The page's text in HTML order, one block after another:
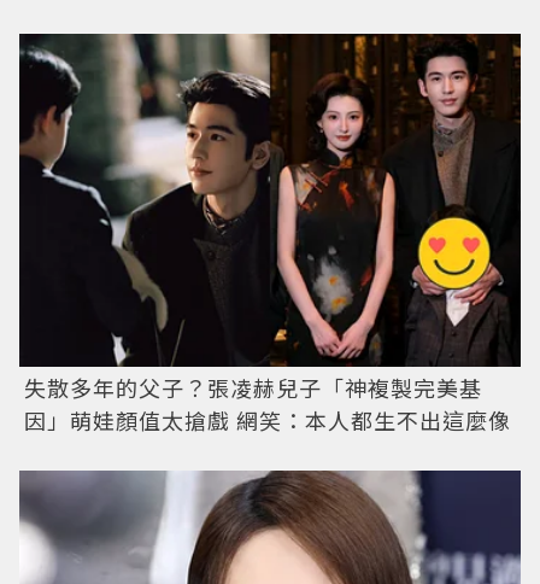
失散多年的父子？張凌赫兒子「神複製完美基
因」萌娃顏值太搶戲 網笑：本人都生不出這麼像